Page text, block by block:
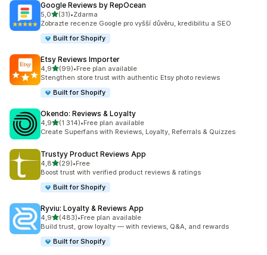
Google Reviews by RepOcean
5,0z 5 hvězd
(31)
Celkový počet recenzí: 31
•Zdarma
Zobrazte recenze Google pro vyšší důvěru, kredibilitu a SEO
Built for Shopify
Etsy Reviews Importer
4,9z 5 hvězd
(99)
Celkový počet recenzí: 99
•Free plan available
Stengthen store trust with authentic Etsy photo reviews
Built for Shopify
Okendo: Reviews & Loyalty
4,9z 5 hvězd
(1 314)
Celkový počet recenzí: 1314
•Free plan available
Create Superfans with Reviews, Loyalty, Referrals & Quizzes
Trustyy Product Reviews App
4,8z 5 hvězd
(29)
Celkový počet recenzí: 29
•Free
Boost trust with verified product reviews & ratings
Built for Shopify
Ryviu: Loyalty & Reviews App
4,9z 5 hvězd
(483)
Celkový počet recenzí: 483
•Free plan available
Build trust, grow loyalty — with reviews, Q&A, and rewards
Built for Shopify